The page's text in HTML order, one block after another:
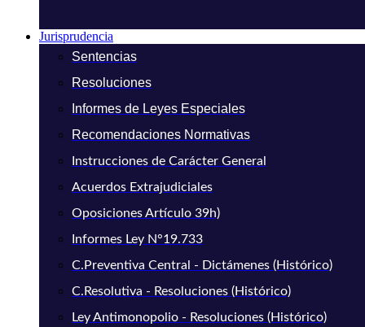
Jurisprudencia
Sentencias
Resoluciones
Informes de Leyes Especiales
Recomendaciones Normativas
Instrucciones de Carácter General
Acuerdos Extrajudiciales
Oposiciones Artículo 39h)
Informes Ley N°19.733
C.Preventiva Central - Dictámenes (Histórico)
C.Resolutiva - Resoluciones (Histórico)
Ley Antimonopolio - Resoluciones (Histórico)